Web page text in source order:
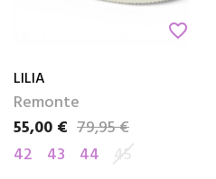
favorite_border
LILIA
Remonte
Prix
55,00 €
Prix de base79,95 €
42
43 44 45